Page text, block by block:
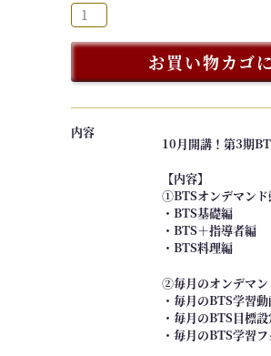
【
4
開
】
第
お買い物カゴ
内容
10月開講！第3期
【内容】
①BTSオンデマンド
・BTS基礎
・BTS＋指導者
・BTS料理
②毎月のオンデマン
・毎月のBTS学習
・毎月のBTS目標
・毎月のBTS学習